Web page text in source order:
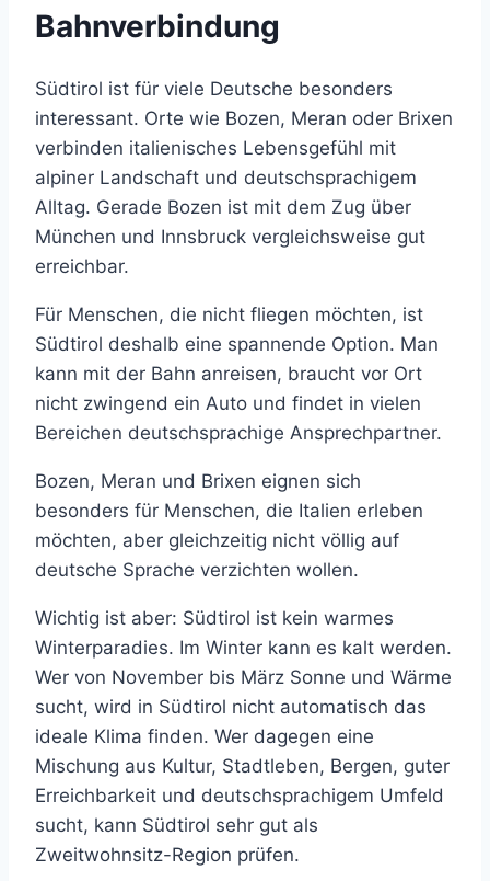
Bahnverbindung
Südtirol ist für viele Deutsche besonders
interessant. Orte wie Bozen, Meran oder Brixen
verbinden italienisches Lebensgefühl mit
alpiner Landschaft und deutschsprachigem
Alltag. Gerade Bozen ist mit dem Zug über
München und Innsbruck vergleichsweise gut
erreichbar.
Für Menschen, die nicht fliegen möchten, ist
Südtirol deshalb eine spannende Option. Man
kann mit der Bahn anreisen, braucht vor Ort
nicht zwingend ein Auto und findet in vielen
Bereichen deutschsprachige Ansprechpartner.
Bozen, Meran und Brixen eignen sich
besonders für Menschen, die Italien erleben
möchten, aber gleichzeitig nicht völlig auf
deutsche Sprache verzichten wollen.
Wichtig ist aber: Südtirol ist kein warmes
Winterparadies. Im Winter kann es kalt werden.
Wer von November bis März Sonne und Wärme
sucht, wird in Südtirol nicht automatisch das
ideale Klima finden. Wer dagegen eine
Mischung aus Kultur, Stadtleben, Bergen, guter
Erreichbarkeit und deutschsprachigem Umfeld
sucht, kann Südtirol sehr gut als
Zweitwohnsitz-Region prüfen.